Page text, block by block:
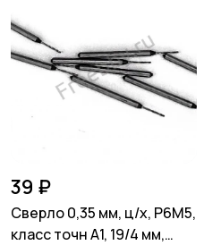
39 ₽
Сверло 0,35 мм, ц/х, Р6М5,
класс точн А1, 19/4 мм,